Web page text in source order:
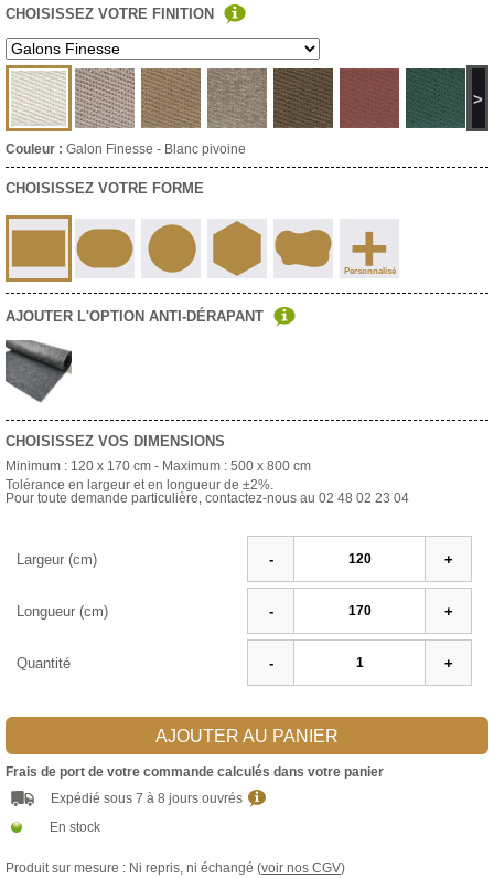
CHOISISSEZ VOTRE FINITION
>
Couleur : Galon Finesse - Blanc pivoine
CHOISISSEZ VOTRE FORME
+
Personnalisé
AJOUTER L'OPTION ANTI-DÉRAPANT
CHOISISSEZ VOS DIMENSIONS
Minimum : 120 x 170 cm - Maximum : 500 x 800 cm
Tolérance en largeur et en longueur de ±2%.
Pour toute demande particulière, contactez-nous au 02 48 02 23 04
Largeur (cm) - +
Longueur (cm) - +
Quantité - +
AJOUTER AU PANIER
Frais de port de votre commande calculés dans votre panier
Expédié sous 7 à 8 jours ouvrés
En stock
Produit sur mesure : Ni repris, ni échangé (voir nos CGV)